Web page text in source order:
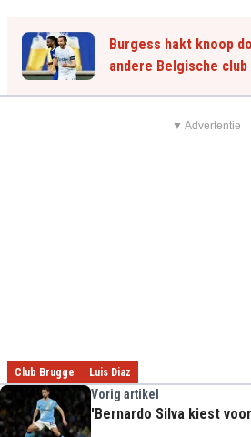
Burgess hakt knoop
andere Belgische club
▼ Advertentie
Club Brugge Luis Diaz
Vorig artikel
'Bernardo Silva kiest